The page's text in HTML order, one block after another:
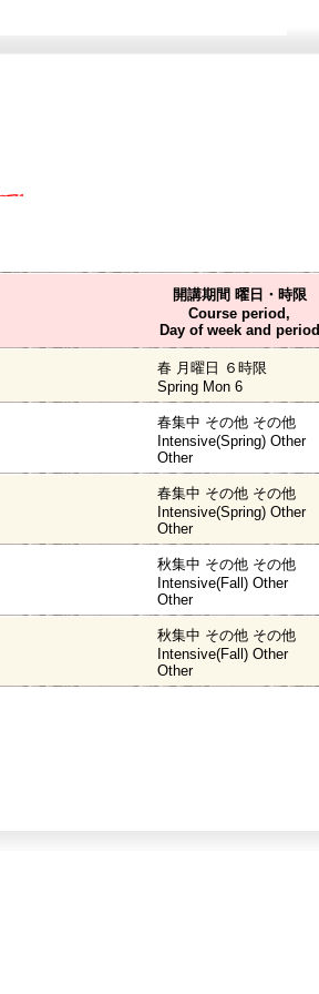
開講期間 曜日・時限
Course period,
Day of week and period
春 月曜日 ６時限
Spring Mon 6
春集中 その他 その他
Intensive(Spring) Other
Other
春集中 その他 その他
Intensive(Spring) Other
Other
秋集中 その他 その他
Intensive(Fall) Other
Other
秋集中 その他 その他
Intensive(Fall) Other
Other